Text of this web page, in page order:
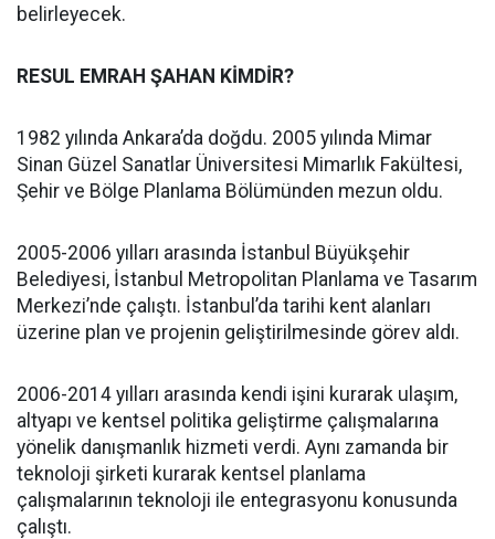
belirleyecek.
RESUL EMRAH ŞAHAN KİMDİR?
1982 yılında Ankara’da doğdu. 2005 yılında Mimar
Sinan Güzel Sanatlar Üniversitesi Mimarlık Fakültesi,
Şehir ve Bölge Planlama Bölümünden mezun oldu.
2005-2006 yılları arasında İstanbul Büyükşehir
Belediyesi, İstanbul Metropolitan Planlama ve Tasarım
Merkezi’nde çalıştı. İstanbul’da tarihi kent alanları
üzerine plan ve projenin geliştirilmesinde görev aldı.
2006-2014 yılları arasında kendi işini kurarak ulaşım,
altyapı ve kentsel politika geliştirme çalışmalarına
yönelik danışmanlık hizmeti verdi. Aynı zamanda bir
teknoloji şirketi kurarak kentsel planlama
çalışmalarının teknoloji ile entegrasyonu konusunda
çalıştı.